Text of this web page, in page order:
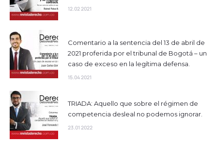
12.02 2021
Comentario a la sentencia del 13 de abril de
2021 proferida por el tribunal de Bogotá – un
caso de exceso en la legítima defensa.
15.04 2021
TRIADA: Aquello que sobre el régimen de
competencia desleal no podemos ignorar.
23.01 2022